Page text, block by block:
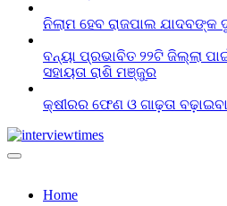
ନିଲାମ ହେବ ରାଜପାଲ ଯାଦବଙ୍କ
ବନ୍ୟା ପ୍ରଭାବିତ ୨୨ଟି ଜିଲ୍ଲା
ସହାୟତା ରାଶି ମଞ୍ଜୁର
କ୍ଷୀରର ଫେଣ ଓ ଗାଢ଼ତା
Home